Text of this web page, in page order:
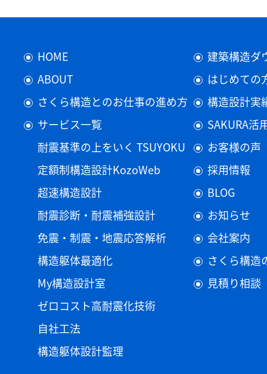
HOME
ABOUT
さくら構造とのお仕事の進め方
サービス一覧
耐震基準の上をいく TSUYOKU
定額制構造設計KozoWeb
超速構造設計
耐震診断・耐震補強設計
免震・制震・地震応答解析
構造躯体最適化
My構造設計室
ゼロコスト高耐震化技術
自社工法
構造躯体設計監理
建築構造ダ
はじめての
構造設計実
SAKURA活
お客様の声
採用情報
BLOG
お知らせ
会社案内
さくら構造
見積り相談